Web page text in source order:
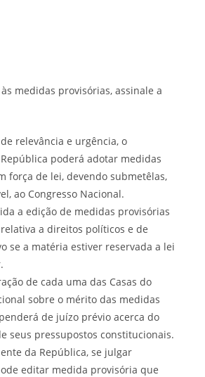
medidas provisórias, assinale a
relevância e urgência, o
poderá adotar medidas
força de lei, devendo submetêlas,
ao Congresso Nacional.
a edição de medidas provisórias
a direitos políticos e de
se a matéria estiver reservada a lei
de cada uma das Casas do
sobre o mérito das medidas
de juízo prévio acerca do
seus pressupostos constitucionais.
da República, se julgar
editar medida provisória que